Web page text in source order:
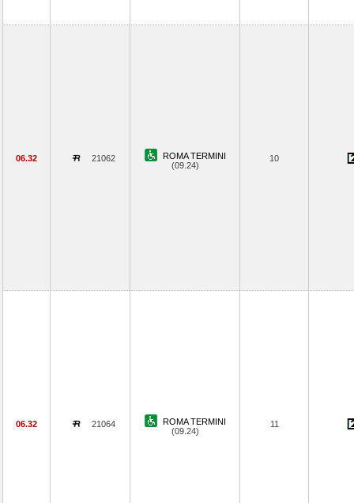
06.32 21062
ROMA TERMINI
(09.24)
10
06.32 21064
ROMA TERMINI
(09.24)
11